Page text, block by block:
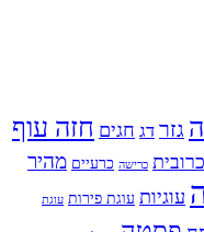
גזר דג חגים חזה עוף
כרובית כרישה כרעיים מהיר
עוגיות עוגת פירות עוגת